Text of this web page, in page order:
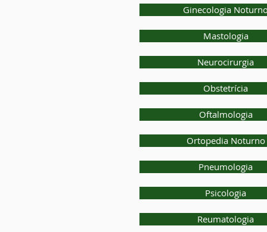
Ginecologia
Mastologia
Neurocirurgia
Obstetrícia
Oftalmologia
Ortopedia Noturno
Pneumologia
Psicologia
Reumatologia